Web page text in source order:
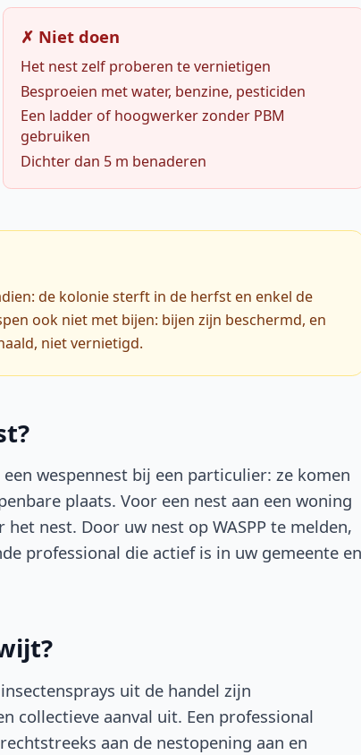
✗ Niet doen
Het nest zelf proberen te vernietigen
Besproeien met water, benzine, pesticiden
Een ladder of hoogwerker zonder PBM
gebruiken
Dichter dan 5 m benaderen
de kolonie sterft in de herfst en enkel de
ook niet met bijen: bijen zijn beschermd, en
niet vernietigd.
wespennest bij een particulier: ze komen
plaats. Voor een nest aan een woning
nest. Door uw nest op WASPP te melden,
professional die actief is in uw gemeente en
uit de handel zijn
collectieve aanval uit. Een professional
aan de nestopening aan en